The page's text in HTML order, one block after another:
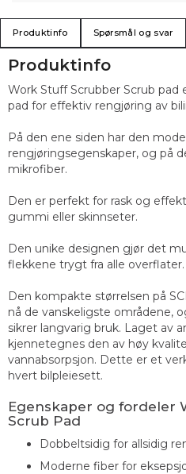
Produktinfo Spørsmål og svar
Produktinfo
Work Stuff Scrubber Scrub pad
pad for effektiv rengjøring av
På den ene siden har den
rengjøringsegenskaper, og på
mikrofiber.
Den er perfekt for rask og
gummi eller skinnseter.
Den unike designen gjør det
flekkene trygt fra alle overflater.
Den kompakte størrelsen på
nå de vanskeligste områdene,
sikrer langvarig bruk. Laget av
kjennetegnes den av høy
vannabsorpsjon. Dette er et
hvert bilpleiesett.
Egenskaper og fordeler
Scrub Pad
Dobbeltsidig for allsidig
Moderne fiber for